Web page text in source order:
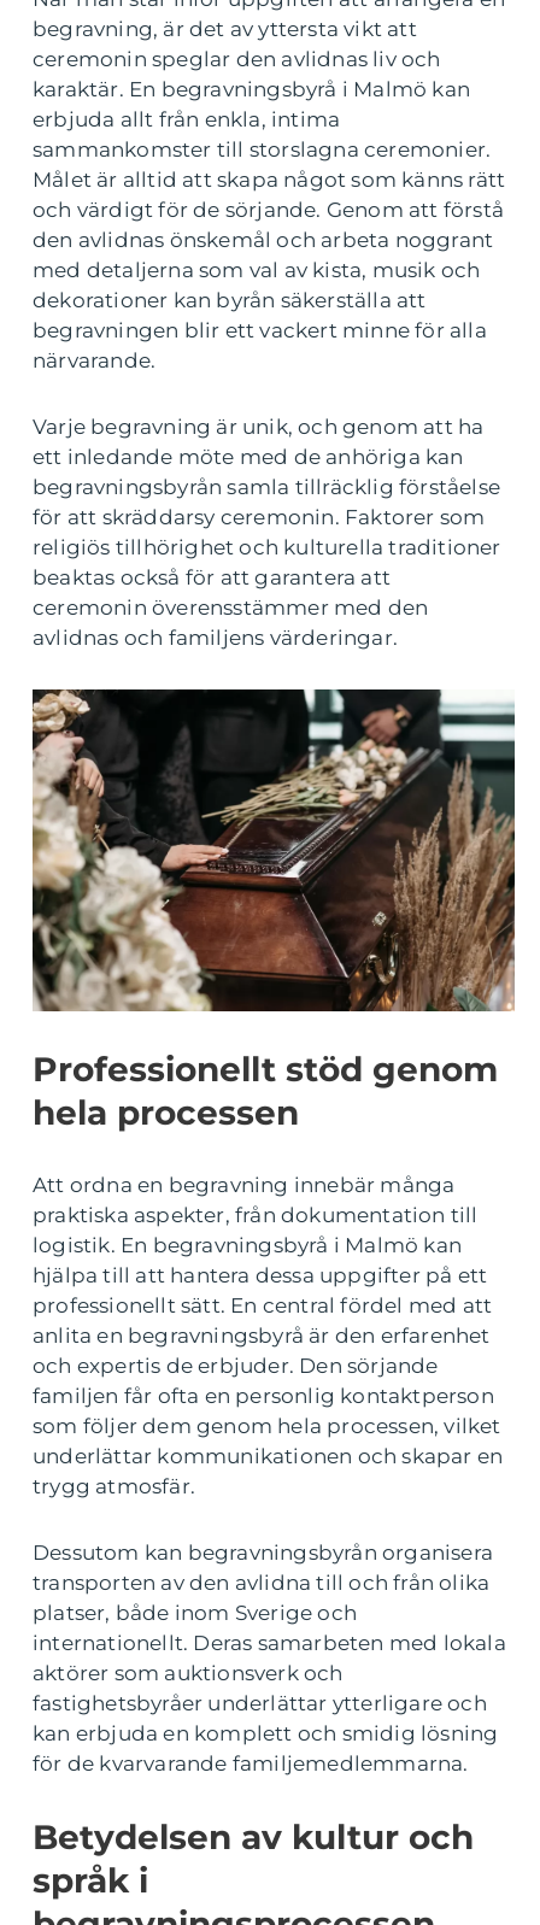
begravning, är det av yttersta vikt att
ceremonin speglar den avlidnas liv och
karaktär. En begravningsbyrå i Malmö kan
erbjuda allt från enkla, intima
sammankomster till storslagna ceremonier.
Målet är alltid att skapa något som känns rätt
och värdigt för de sörjande. Genom att förstå
den avlidnas önskemål och arbeta noggrant
med detaljerna som val av kista, musik och
dekorationer kan byrån säkerställa att
begravningen blir ett vackert minne för alla
närvarande.
Varje begravning är unik, och genom att ha
ett inledande möte med de anhöriga kan
begravningsbyrån samla tillräcklig förståelse
för att skräddarsy ceremonin. Faktorer som
religiös tillhörighet och kulturella traditioner
beaktas också för att garantera att
ceremonin överensstämmer med den
avlidnas och familjens värderingar.
Professionellt stöd genom
hela processen
Att ordna en begravning innebär många
praktiska aspekter, från dokumentation till
logistik. En begravningsbyrå i Malmö kan
hjälpa till att hantera dessa uppgifter på ett
professionellt sätt. En central fördel med att
anlita en begravningsbyrå är den erfarenhet
och expertis de erbjuder. Den sörjande
familjen får ofta en personlig kontaktperson
som följer dem genom hela processen, vilket
underlättar kommunikationen och skapar en
trygg atmosfär.
Dessutom kan begravningsbyrån organisera
transporten av den avlidna till och från olika
platser, både inom Sverige och
internationellt. Deras samarbeten med lokala
aktörer som auktionsverk och
fastighetsbyråer underlättar ytterligare och
kan erbjuda en komplett och smidig lösning
för de kvarvarande familjemedlemmarna.
Betydelsen av kultur och
språk i